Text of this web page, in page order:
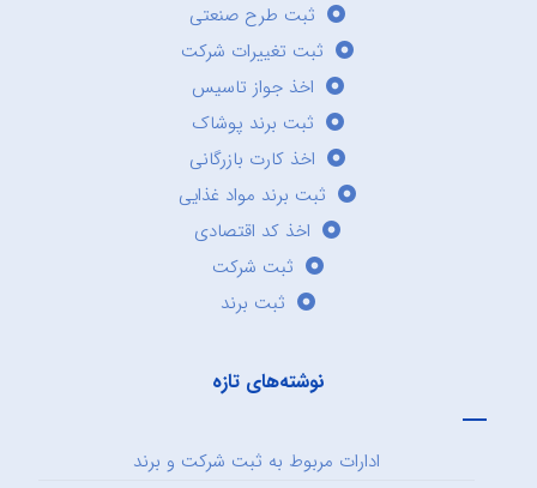
ثبت طرح صنعتی
ثبت تغییرات شرکت
اخذ جواز تاسیس
ثبت برند پوشاک
اخذ کارت بازرگانی
ثبت برند مواد غذایی
اخذ کد اقتصادی
ثبت شرکت
ثبت برند
نوشته‌های تازه
ادارات مربوط به ثبت شرکت و برند